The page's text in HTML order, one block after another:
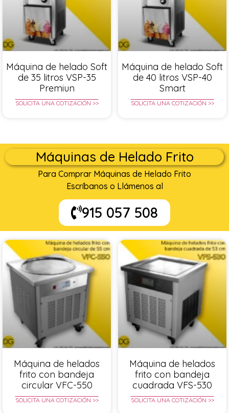
Máquina de helado Soft
de 35 litros VSP-35
Premiun
SOLICITA UNA COTIZACIÓN >>
Máquina de helado Soft
de 40 litros VSP-40
Smart
SOLICITA UNA COTIZACIÓN >>
Máquinas de Helado Frito
Para Comprar Máquinas de Helado Frito
Escríbanos o Llámenos al
915 057 508
Máquina de helados
frito con bandeja
circular VFC-550
SOLICITA UNA COTIZACIÓN >>
Máquina de helados
frito con bandeja
cuadrada VFS-530
SOLICITA UNA COTIZACIÓN >>